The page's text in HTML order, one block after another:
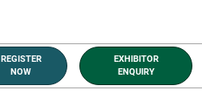
REGISTER
NOW
EXHIBITOR
ENQUIRY